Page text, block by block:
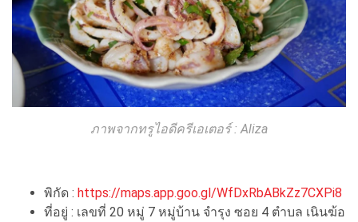
ภาพจากทรูไอดีครีเอเตอร์ : Aliza
พิกัด : https://maps.app.goo.gl/WfDxRbABkZz7CXPi8
ที่อยู่ : เลขที่ 20 หมู่ 7 หมู่บ้าน จำรุง ซอย 4 ตำบล เนินฆ้อ